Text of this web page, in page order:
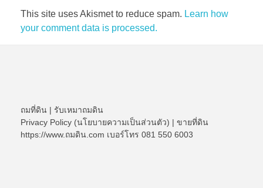
This site uses Akismet to reduce spam. Learn how
your comment data is processed.
ถมที่ดิน | รับเหมาถมดิน
Privacy Policy (นโยบายความเป็นส่วนตัว) | ขายที่ดิน
https://www.ถมดิน.com เบอร์โทร 081 550 6003